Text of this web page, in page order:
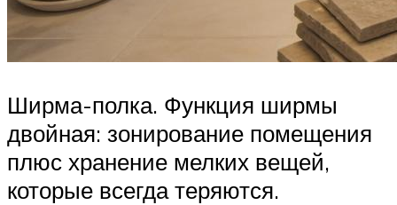
Ширма-полка. Функция ширмы
двойная: зонирование помещения
плюс хранение мелких вещей,
которые всегда теряются.